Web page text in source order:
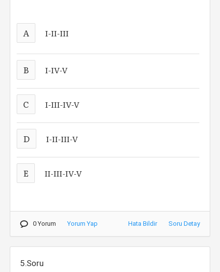
A I-II-III
B I-IV-V
C I-III-IV-V
D I-II-III-V
E II-III-IV-V
0 Yorum Yorum Yap Hata Bildir Soru Detay
5.Soru